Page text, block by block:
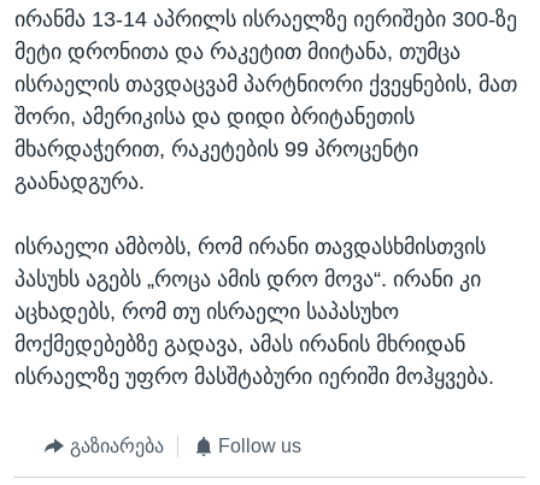
ირანმა 13-14 აპრილს ისრაელზე იერიშები 300-ზე
მეტი დრონითა და რაკეტით მიიტანა, თუმცა
ისრაელის თავდაცვამ პარტნიორი ქვეყნების, მათ
შორი, ამერიკისა და დიდი ბრიტანეთის
მხარდაჭერით, რაკეტების 99 პროცენტი
გაანადგურა.
ისრაელი ამბობს, რომ ირანი თავდასხმისთვის
პასუხს აგებს „როცა ამის დრო მოვა“. ირანი კი
აცხადებს, რომ თუ ისრაელი საპასუხო
მოქმედებებზე გადავა, ამას ირანის მხრიდან
ისრაელზე უფრო მასშტაბური იერიში მოჰყვება.
გაზიარება Follow us